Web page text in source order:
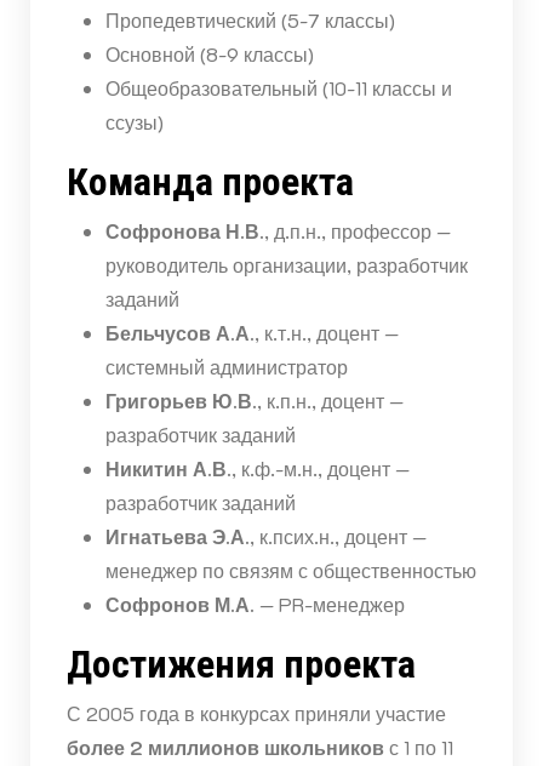
Пропедевтический (5-7 классы)
Основной (8-9 классы)
Общеобразовательный (10-11 классы и
ссузы)
Команда проекта
Софронова Н.В., д.п.н., профессор —
руководитель организации, разработчик
заданий
Бельчусов А.А., к.т.н., доцент —
системный администратор
Григорьев Ю.В., к.п.н., доцент —
разработчик заданий
Никитин А.В., к.ф.-м.н., доцент —
разработчик заданий
Игнатьева Э.А., к.псих.н., доцент —
менеджер по связям с общественностью
Софронов М.А. — PR-менеджер
Достижения проекта
С 2005 года в конкурсах приняли участие
более 2 миллионов школьников с 1 по 11